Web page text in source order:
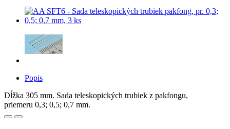
Popis
Dĺžka 305 mm. Sada teleskopických trubiek z pakfongu,
priemeru 0,3; 0,5; 0,7 mm.